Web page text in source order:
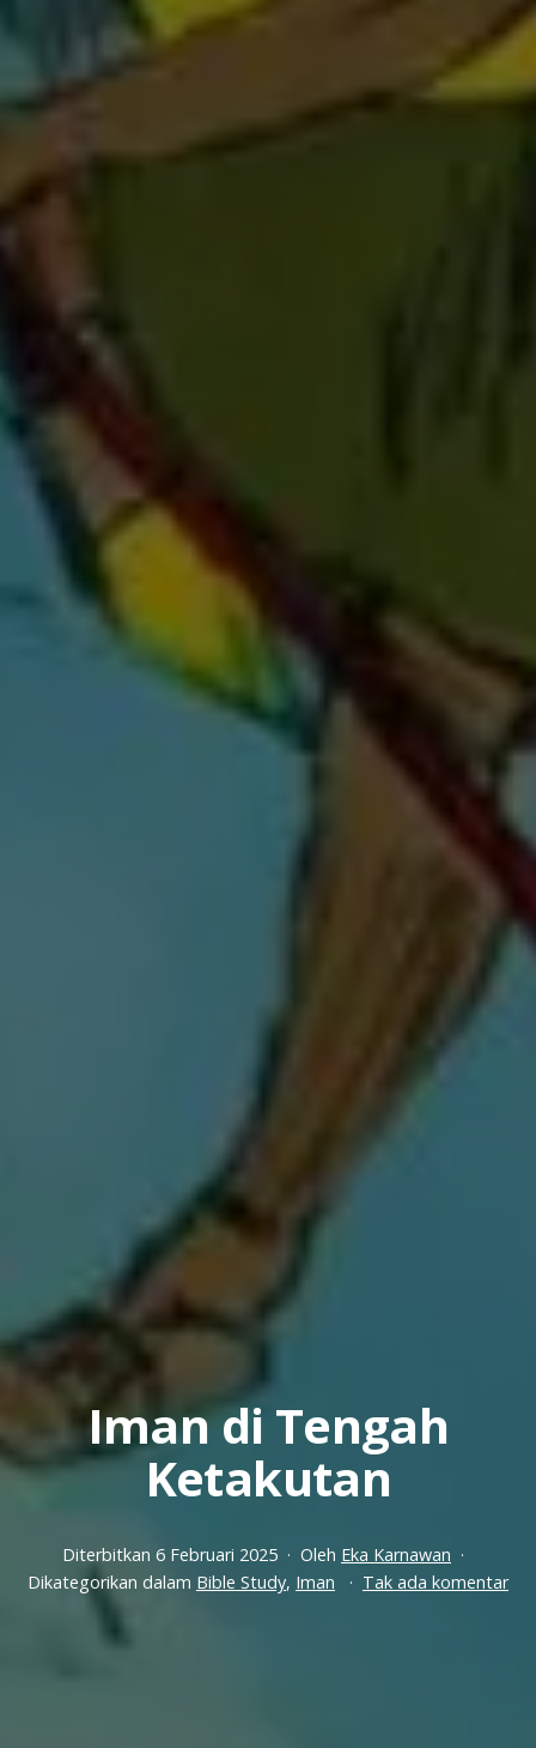
Iman di Tengah
Ketakutan
Diterbitkan 6 Februari 2025 Oleh Eka Karnawan
Dikategorikan dalam Bible Study, Iman Tak ada komentar